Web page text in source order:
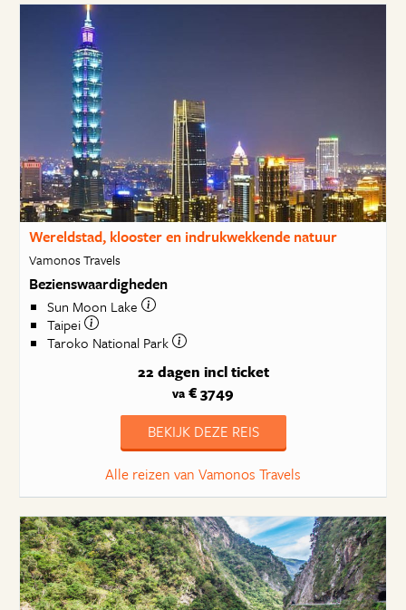
Wereldstad, klooster en indrukwekkende natuur
Vamonos Travels
Bezienswaardigheden
Sun Moon Lake
Taipei
Taroko National Park
22 dagen incl ticket
va € 3749
BEKIJK DEZE REIS
Alle reizen van Vamonos Travels